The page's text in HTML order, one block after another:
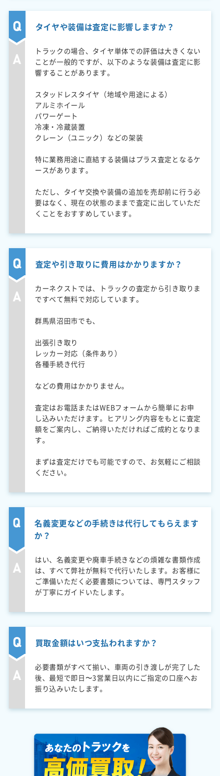
タイヤや装備は査定に影響しますか？
トラックの場合、タイヤ単体での評価は大きくない
ことが一般的ですが、以下のような装備は査定に影
響することがあります。
スタッドレスタイヤ（地域や用途による）
アルミホイール
パワーゲート
冷凍・冷蔵装置
クレーン（ユニック）などの架装
特に業務用途に直結する装備はプラス査定となるケ
ースがあります。
ただし、タイヤ交換や装備の追加を売却前に行う必
要はなく、現在の状態のままで査定に出していただ
くことをおすすめしています。
査定や引き取りに費用はかかりますか？
カーネクストでは、トラックの査定から引き取りま
ですべて無料で対応しています。
群馬県沼田市でも、
出張引き取り
レッカー対応（条件あり）
各種手続き代行
などの費用はかかりません。
査定はお電話またはWEBフォームから簡単にお申
し込みいただけます。ヒアリング内容をもとに査定
額をご案内し、ご納得いただければご成約となりま
す。
まずは査定だけでも可能ですので、お気軽にご相談
ください。
名義変更などの手続きは代行してもらえます
か？
はい、名義変更や廃車手続きなどの煩雑な書類作成
は、すべて弊社が無料で代行いたします。お客様に
ご準備いただく必要書類については、専門スタッフ
が丁寧にガイドいたします。
買取金額はいつ支払われますか？
必要書類がすべて揃い、車両の引き渡しが完了した
後、最短で即日〜3営業日以内にご指定の口座へお
振り込みいたします。